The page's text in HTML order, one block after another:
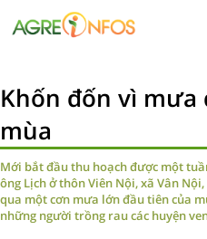
Khốn đốn vì mưa
mùa
Mới bắt đầu thu hoạch được một
ông Lịch ở thôn Viên Nội, xã Vân
qua một cơn mưa lớn đầu tiên của
những người trồng rau các huyện